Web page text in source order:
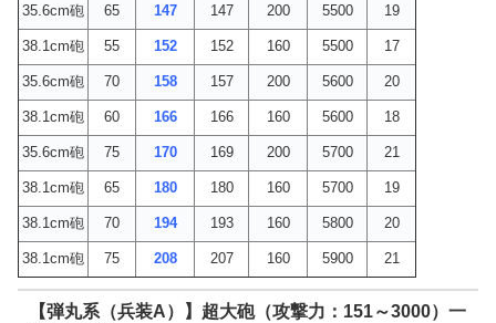
35.6cm砲 65 147 147 200 5500 19
38.1cm砲 55 152 152 160 5500 17
35.6cm砲 70 158 157 200 5600 20
38.1cm砲 60 166 166 160 5600 18
35.6cm砲 75 170 169 200 5700 21
38.1cm砲 65 180 180 160 5700 19
38.1cm砲 70 194 193 160 5800 20
38.1cm砲 75 208 207 160 5900 21
【弾丸系（兵装A）】超大砲（攻撃力：151～3000）一